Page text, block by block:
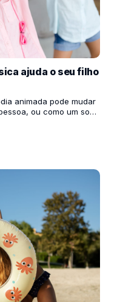
ajuda o seu filho
animada pode mudar
ou como um som
as crianças o
que a música entra em
podero